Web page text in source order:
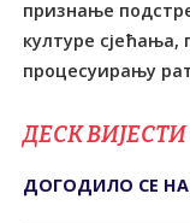
признање
културе
ДЕСК ВИЈЕСТИ
ДОГОДИЛО СЕ